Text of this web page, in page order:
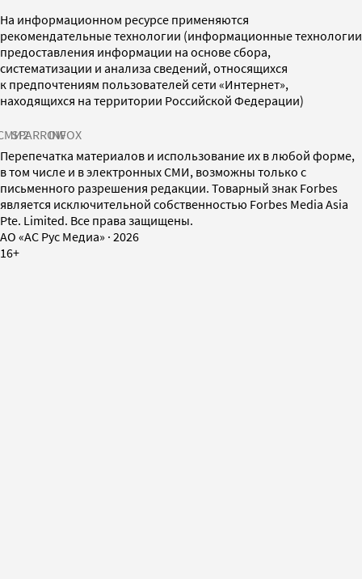
На информационном ресурсе применяются
рекомендательные технологии (информационные технологии
предоставления информации на основе сбора,
систематизации и анализа сведений, относящихся
к предпочтениям пользователей сети «Интернет»,
находящихся на территории Российской Федерации)
SPARROWINFOX
Перепечатка материалов и использование их в любой форме,
в том числе и в электронных СМИ, возможны только с
письменного разрешения редакции. Товарный знак Forbes
является исключительной собственностью Forbes Media Asia
Pte. Limited. Все права защищены.
AO «АС Рус Медиа» · 2026
16+